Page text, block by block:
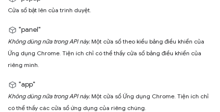
Cửa sổ bật lên của trình duyệt.
"panel"
Không dùng nữa trong API này. Một cửa sổ theo kiểu bảng điều khiển của
Ứng dụng Chrome. Tiện ích chỉ có thể thấy cửa sổ bảng điều khiển của
riêng mình.
"app"
Không dùng nữa trong API này. Một cửa sổ Ứng dụng Chrome. Tiện ích chỉ
có thể thấy các cửa sổ ứng dụng của riêng chúng.